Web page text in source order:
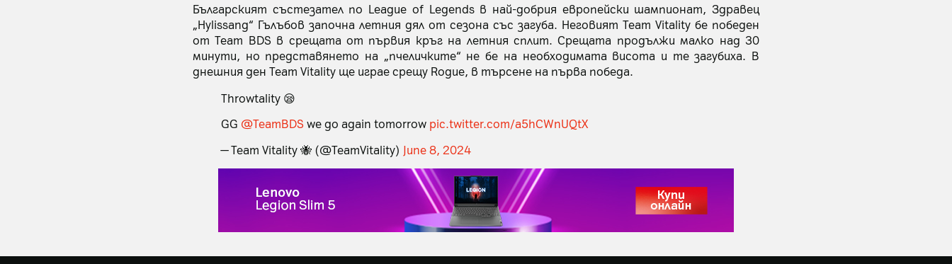
Българският състезател по League of Legends в най-добрия европейски шампионат, Здравец
„Hylissang“ Гълъбов започна летния дял от сезона със загуба. Неговият Team Vitality бе победен
от Team BDS в срещата от първия кръг на летния сплит. Срещата продължи малко над 30
минути, но представянето на „пчеличките“ не бе на необходимата висота и те загубиха. В
днешния ден Team Vitality ще играе срещу Rogue, в търсене на първа победа.
Throwtality 😪
GG @TeamBDS we go again tomorrow pic.twitter.com/a5hCWnUQtX
— Team Vitality 🐝 (@TeamVitality) June 8, 2024